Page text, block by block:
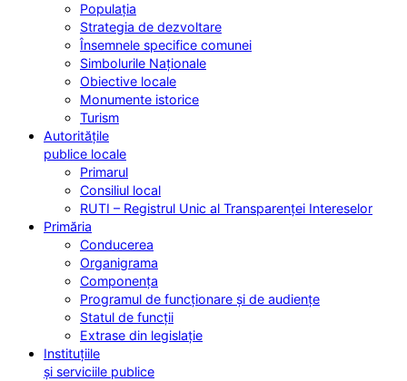
Populația
Strategia de dezvoltare
Însemnele specifice comunei
Simbolurile Naționale
Obiective locale
Monumente istorice
Turism
Autoritățile
publice locale
Primarul
Consiliul local
RUTI – Registrul Unic al Transparenței Intereselor
Primăria
Conducerea
Organigrama
Componența
Programul de funcționare și de audiențe
Statul de funcții
Extrase din legislație
Instituțiile
și serviciile publice